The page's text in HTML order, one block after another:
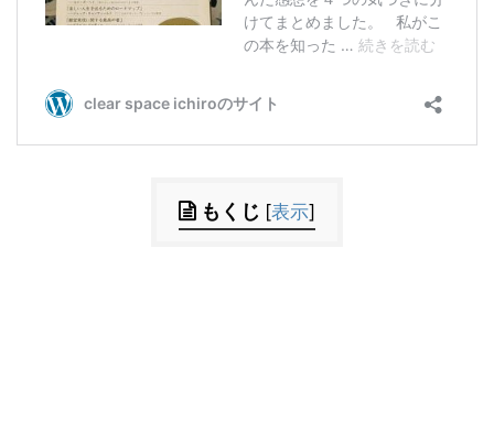
もくじ [表示]